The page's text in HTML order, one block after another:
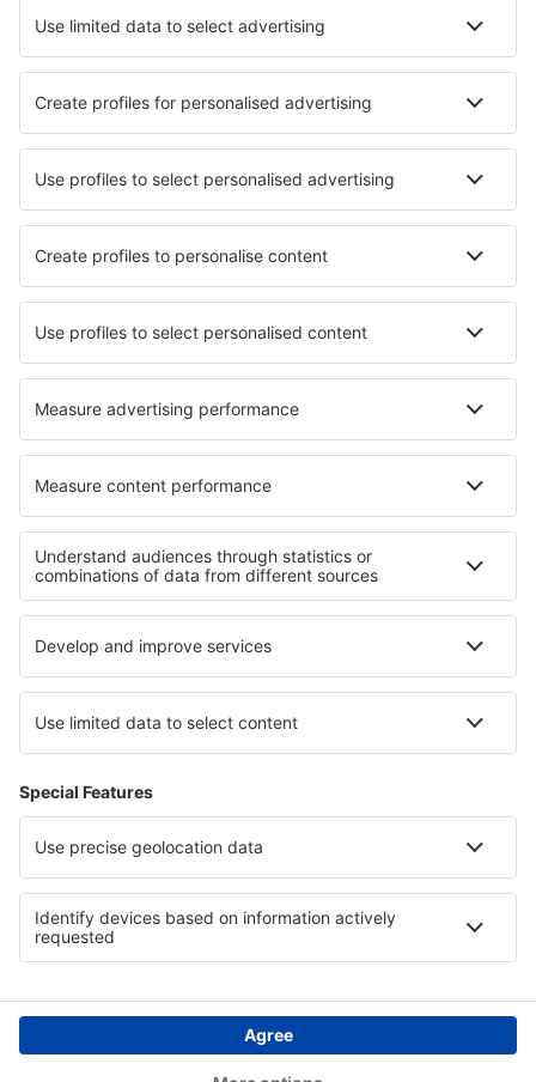
Hotels in Flensburg Hotels in Wilhelmshaven
Die besten Hotels - Städte
Hotels in Otopeni Hotels in Rionegro
Hotels in Los Reartes Hotels in Wuyi Hotels in Edsbro
Hotels in Loudonville
Hotels in der Sächsischen Schweiz
Hotels in den Bayerischen Alpen Hotels auf Usedom
Hotels in Alta-Snowbird Hotels in Ungarn
Hotels am Weissensee Hotels in Orlické Mountains
Hotels Lisbon coast